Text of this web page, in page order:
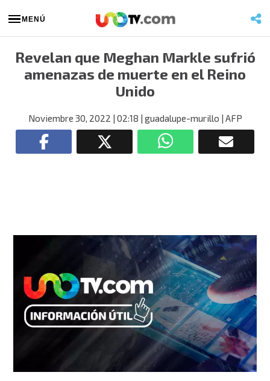
MENÚ
Revelan que Meghan Markle sufrió
amenazas de muerte en el Reino
Unido
Noviembre 30, 2022 | 02:18 | guadalupe-murillo | AFP